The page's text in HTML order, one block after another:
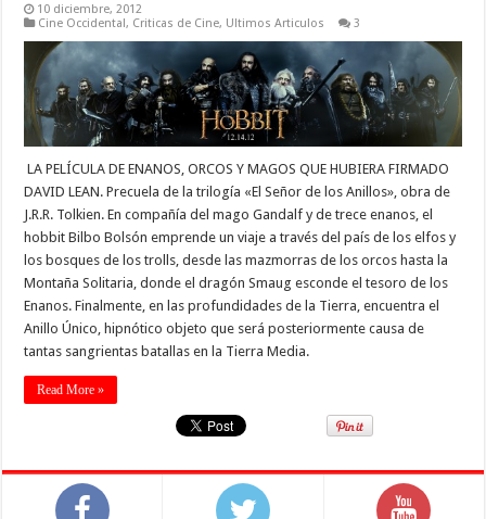
10 diciembre, 2012
Cine Occidental, Criticas de Cine, Ultimos Articulos 3
LA PELÍCULA DE ENANOS, ORCOS Y MAGOS QUE HUBIERA FIRMADO
DAVID LEAN. Precuela de la trilogía «El Señor de los Anillos», obra de
J.R.R. Tolkien. En compañía del mago Gandalf y de trece enanos, el
hobbit Bilbo Bolsón emprende un viaje a través del país de los elfos y
los bosques de los trolls, desde las mazmorras de los orcos hasta la
Montaña Solitaria, donde el dragón Smaug esconde el tesoro de los
Enanos. Finalmente, en las profundidades de la Tierra, encuentra el
Anillo Único, hipnótico objeto que será posteriormente causa de
tantas sangrientas batallas en la Tierra Media.
Read More »